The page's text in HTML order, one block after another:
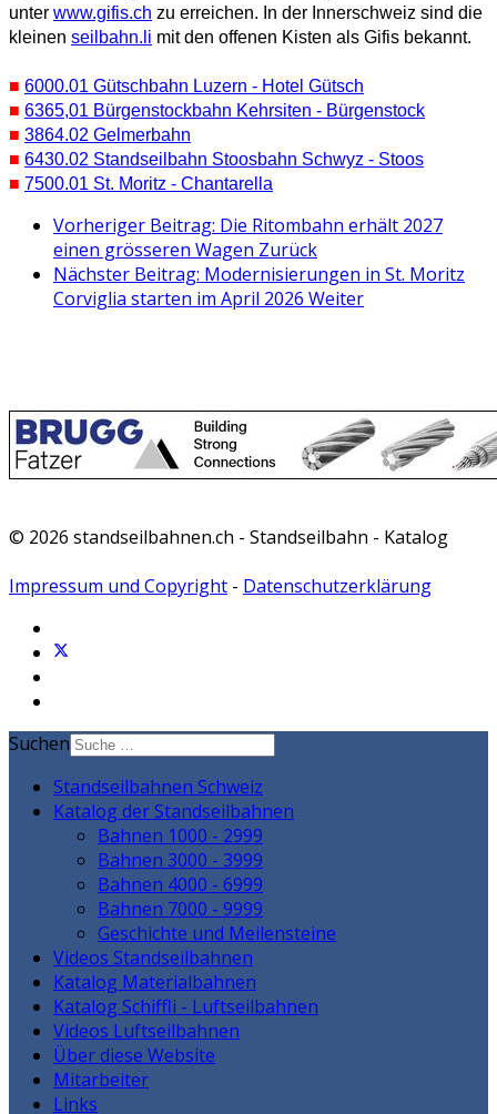
unter www.gifis.ch zu erreichen. In der Innerschweiz sind die
kleinen seilbahn.li mit den offenen Kisten als Gifis bekannt.
■ 6000.01 Gütschbahn Luzern - Hotel Gütsch
■ 6365,01 Bürgenstockbahn Kehrsiten - Bürgenstock
■ 3864.02 Gelmerbahn
■ 6430.02 Standseilbahn Stoosbahn Schwyz - Stoos
■ 7500.01 St. Moritz - Chantarella
Vorheriger Beitrag: Die Ritombahn erhält 2027
einen grösseren Wagen Zurück
Nächster Beitrag: Modernisierungen in St. Moritz
Corviglia starten im April 2026 Weiter
© 2026 standseilbahnen.ch - Standseilbahn - Katalog
Impressum und Copyright - Datenschutzerklärung
Suchen
Standseilbahnen Schweiz
Katalog der Standseilbahnen
Bahnen 1000 - 2999
Bahnen 3000 - 3999
Bahnen 4000 - 6999
Bahnen 7000 - 9999
Geschichte und Meilensteine
Videos Standseilbahnen
Katalog Materialbahnen
Katalog Schiffli - Luftseilbahnen
Videos Luftseilbahnen
Über diese Website
Mitarbeiter
Links